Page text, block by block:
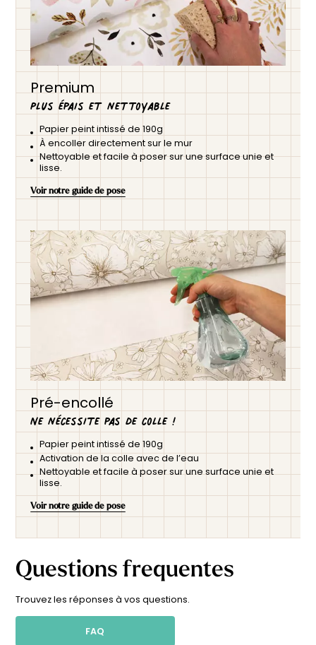
Premium
Plus épais et nettoyable
Papier peint intissé de 190g
À encoller directement sur le mur
Nettoyable et facile à poser sur une surface unie et
lisse.
Voir notre guide de pose
Pré-encollé
Ne nécessite pas de colle !
Papier peint intissé de 190g
Activation de la colle avec de l’eau
Nettoyable et facile à poser sur une surface unie et
lisse.
Voir notre guide de pose
Questions frequentes
Trouvez les réponses à vos questions.
FAQ